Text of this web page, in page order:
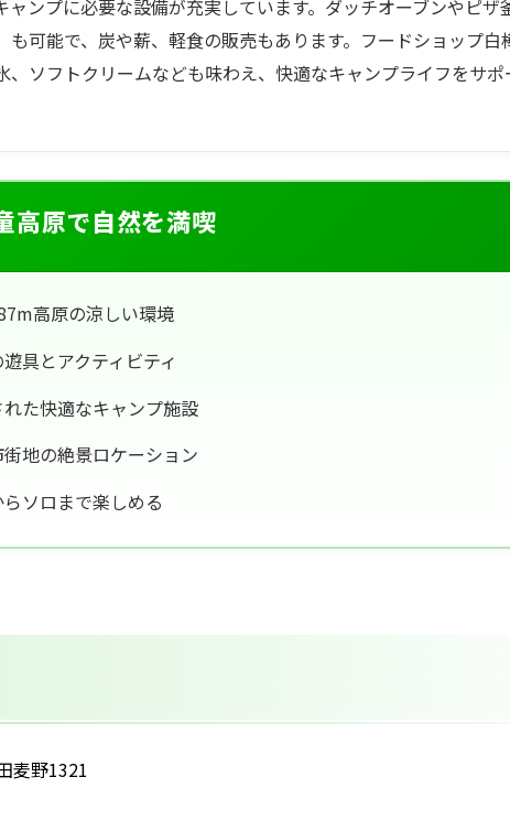
ャンプに必要な設備が充実しています。ダッチオーブンやピザ
も可能で、炭や薪、軽食の販売もあります。フードショップ白
、ソフトクリームなども味わえ、快適なキャンプライフをサポ
高原で自然を満喫
高原の涼しい環境
具とアクティビティ
た快適なキャンプ施設
地の絶景ロケーション
ソロまで楽しめる
麦野1321